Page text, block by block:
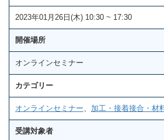
2023年01月26日(木) 10:30 ~ 17:30
開催場所
オンラインセミナー
カテゴリー
オンラインセミナー、 加工・接着接合・材
受講対象者